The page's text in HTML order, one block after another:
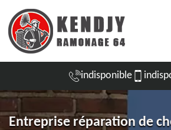
indisponible
Entreprise réparation de